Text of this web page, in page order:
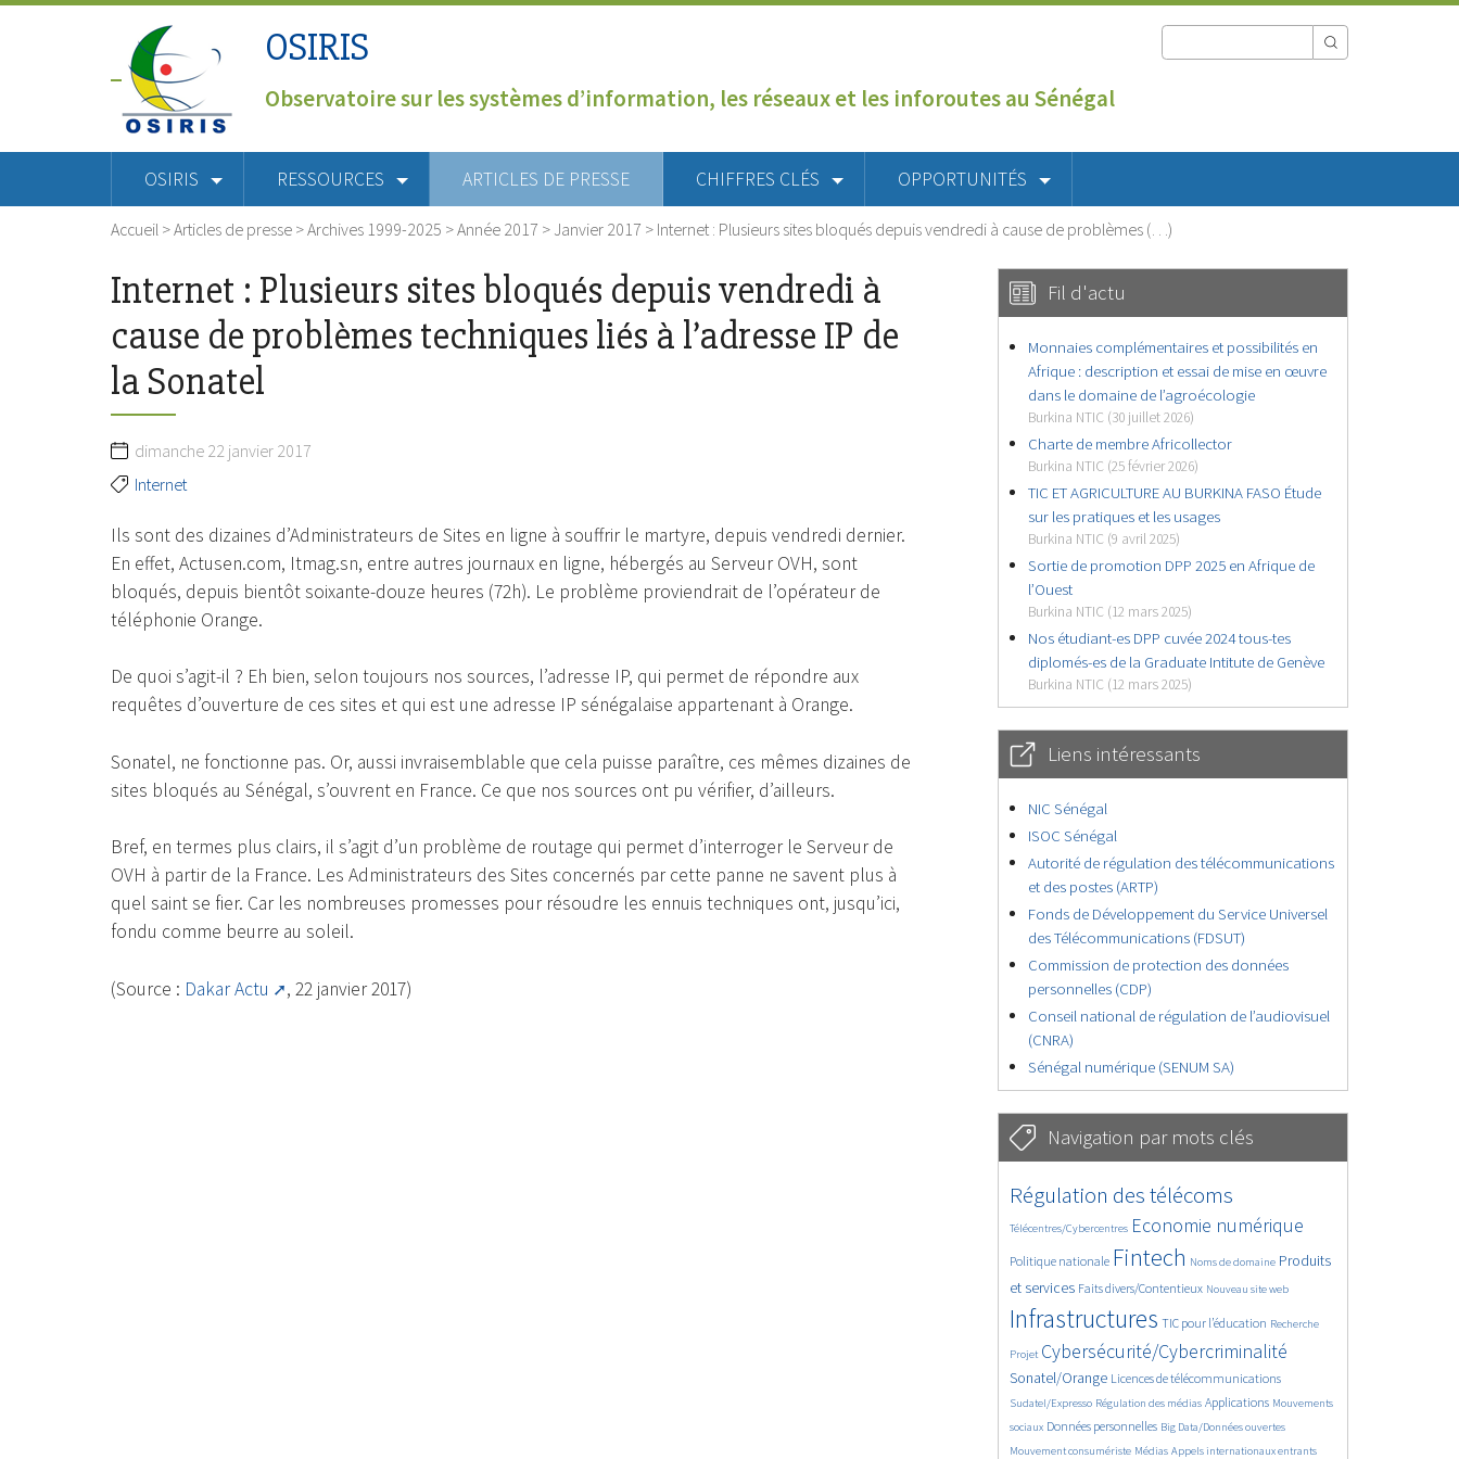
OSIRIS
Observatoire sur les systèmes d’information, les réseaux et les inforoutes au Sénégal
OSIRIS RESSOURCES ARTICLES DE PRESSE CHIFFRES CLÉS OPPORTUNITÉS
Accueil >Articles de presse >Archives 1999-2025 >Année 2017 > Janvier 2017 > Internet : Plusieurs sites bloqués depuis vendredi à cause de problèmes (…)
Internet : Plusieurs sites bloqués depuis vendredi à
cause de problèmes techniques liés à l’adresse IP de
la Sonatel
dimanche 22 janvier 2017
Internet
Ils sont des dizaines d’Administrateurs de Sites en ligne à souffrir le martyre, depuis vendredi dernier.
En effet, Actusen.com, Itmag.sn, entre autres journaux en ligne, hébergés au Serveur OVH, sont
bloqués, depuis bientôt soixante-douze heures (72h). Le problème proviendrait de l’opérateur de
téléphonie Orange.
De quoi s’agit-il ? Eh bien, selon toujours nos sources, l’adresse IP, qui permet de répondre aux
requêtes d’ouverture de ces sites et qui est une adresse IP sénégalaise appartenant à Orange.
Sonatel, ne fonctionne pas. Or, aussi invraisemblable que cela puisse paraître, ces mêmes dizaines de
sites bloqués au Sénégal, s’ouvrent en France. Ce que nos sources ont pu vérifier, d’ailleurs.
Bref, en termes plus clairs, il s’agit d’un problème de routage qui permet d’interroger le Serveur de
OVH à partir de la France. Les Administrateurs des Sites concernés par cette panne ne savent plus à
quel saint se fier. Car les nombreuses promesses pour résoudre les ennuis techniques ont, jusqu’ici,
fondu comme beurre au soleil.
(Source : Dakar Actu , 22 janvier 2017)
Fil d'actu
Monnaies complémentaires et possibilités en
Afrique : description et essai de mise en œuvre
dans le domaine de l’agroécologie
Burkina NTIC (30 juillet 2026)
Charte de membre Africollector
Burkina NTIC (25 février 2026)
TIC ET AGRICULTURE AU BURKINA FASO Étude
sur les pratiques et les usages
Burkina NTIC (9 avril 2025)
Sortie de promotion DPP 2025 en Afrique de
l’Ouest
Burkina NTIC (12 mars 2025)
Nos étudiant-es DPP cuvée 2024 tous-tes
diplomés-es de la Graduate Intitute de Genève
Burkina NTIC (12 mars 2025)
Liens intéressants
NIC Sénégal
ISOC Sénégal
Autorité de régulation des télécommunications
et des postes (ARTP)
Fonds de Développement du Service Universel
des Télécommunications (FDSUT)
Commission de protection des données
personnelles (CDP)
Conseil national de régulation de l’audiovisuel
(CNRA)
Sénégal numérique (SENUM SA)
Navigation par mots clés
4636/5710
Régulation des télécoms
387/5710
Télécentres/Cybercentres
3669/5710 Economie numérique
1848/5710
Politique nationale
5260/5710 Fintech
667/5710
Noms de domaine
2390/5710
Produits
et services
1573/5710 Faits divers/Contentieux
828/5710 Nouveau site web
5710/5710
Infrastructures
1800/5710
TIC pour l’éducation
196/5710
Recherche
247/5710
Projet
3611/5710Cybersécurité/Cybercriminalité
2308/5710
Sonatel/Orange
1625/5710 Licences de télécommunications
279/5710
Sudatel/Expresso
1039/5710 Régulation des médias
1541/5710 Applications
1139/5710
Mouvements
sociaux
1684/5710Données personnelles
142/5710 Big Data/Données ouvertes
619/5710
Mouvement consumériste
375/5710 Médias
657/5710 Appels internationaux entrants
1733/5710